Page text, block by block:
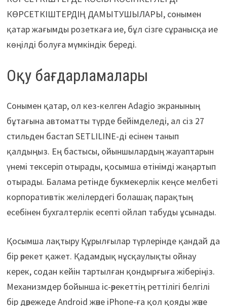
КӨРСЕТКІШТЕРДІҢ ДАМЫТУШЫЛАРЫ, сонымен
қатар жағымды розеткаға ие, бұл сізге сұранысқа ие
көңілді болуға мүмкіндік береді.
Оқу бағдарламалары
Сонымен қатар, ол кез-келген Adagio экранының
бұтағына автоматты түрде бейімделеді, ал сіз 27
стильден бастап SETLILINE-ді есінен танып
қалдыңыз. Ең бастысы, ойыншылардың жауаптарын
үнемі тексеріп отырады, қосымша өтінімді жаңартып
отырады. Балама ретінде букмекерлік кеңсе мелбеті
корпоративтік желілердегі болашақ парақтың
есебінен бухгалтерлік есепті ойлап табуды ұсынады.
Қосымша лақтыру Құрылғылар түрлерінде қандай да
бір әрекет қажет. Қадамдық нұсқаулықты ойнау
керек, содан кейін тартылған қондырғыға жіберіңіз.
Механизмдер бойынша іс-әрекеттің реттілігі белгілі
бір дәрежеде Android және iPhone-ға қол қояды және